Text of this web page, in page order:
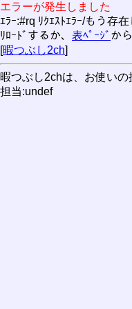
エラーが発生しました
ｴﾗｰ:#rq ﾘｸｴｽﾄｴﾗｰ/もう存
ﾘﾛｰﾄﾞするか、 表ﾍﾟｰｼﾞ か
[暇つぶし2ch]
暇つぶし2chは、お使い
担当:undef